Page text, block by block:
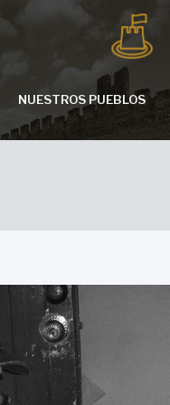
NUESTROS PUEBLOS